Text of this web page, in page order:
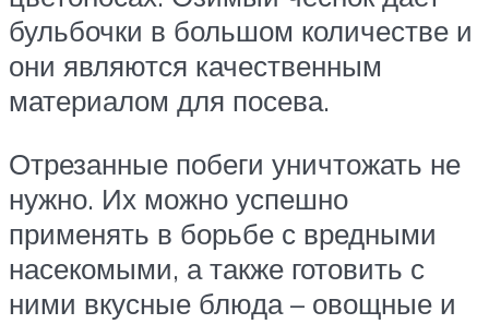
бульбочки в большом количестве и
они являются качественным
материалом для посева.
Отрезанные побеги уничтожать не
нужно. Их можно успешно
применять в борьбе с вредными
насекомыми, а также готовить с
ними вкусные блюда – овощные и